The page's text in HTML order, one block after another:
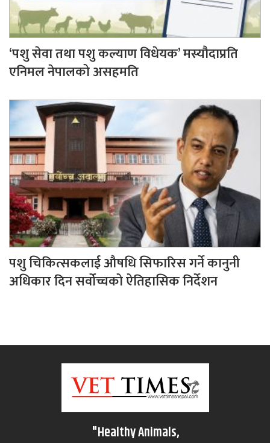
‘पशु सेवा तथा पशु कल्याण विधेयक’ मस्यौदाप्रति
एनिमल नेपालको असहमति
पशु चिकित्सकलाई औषधि सिफारिस गर्ने कानुनी
अधिकार दिन सर्वोच्चको ऐतिहासिक निर्देशन
"Healthy Animals,